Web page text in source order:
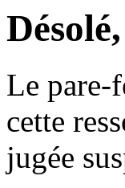
Le pare-
cette
jugée